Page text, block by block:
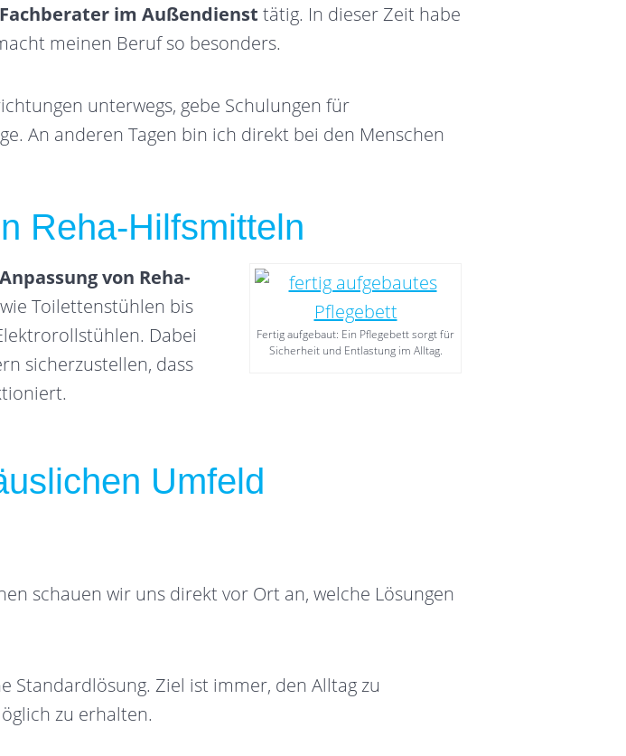
im Außendienst tätig. In dieser Zeit habe
meinen Beruf so besonders.
unterwegs, gebe Schulungen für
An anderen Tagen bin ich direkt bei den Menschen
Reha-Hilfsmitteln
Fertig aufgebaut: Ein Pflegebett sorgt für
Sicherheit und Entlastung im Alltag.
von Reha-
Toilettenstühlen bis
Dabei
sicherzustellen, dass
Umfeld
schauen wir uns direkt vor Ort an, welche Lösungen
Standardlösung. Ziel ist immer, den Alltag zu
zu erhalten.